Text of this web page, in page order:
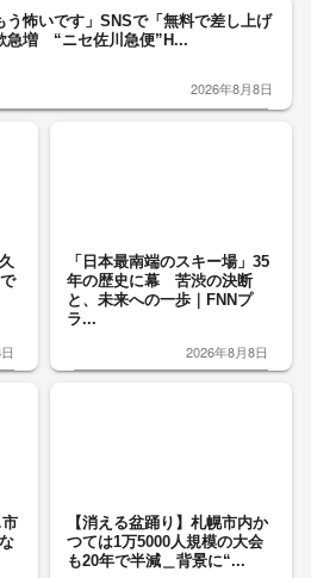
う怖いです」SNSで「無料で差し上げ
急増 “ニセ佐川急便”H...
2026年8月8日
「日本最南端のスキー場」35
年の歴史に幕 苦渋の決断
と、未来への一歩｜FNNプ
ラ...
2026年8月8日
【消える盆踊り】札幌市内か
つては1万5000人規模の大会
も20年で半減＿背景に“...